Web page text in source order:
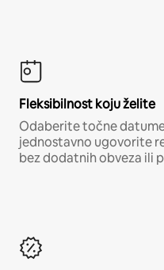
Fleksibilnost koju želite
Odaberite točne
jednostavno ugovorite
bez dodatnih obveza ili